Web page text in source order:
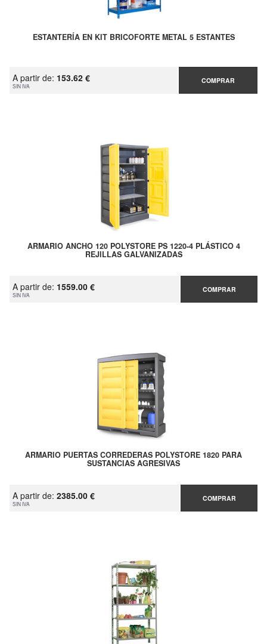
ESTANTERÍA EN KIT BRICOFORTE METAL 5 ESTANTES
A partir de: 153.62 €
SIN IVA
COMPRAR
ARMARIO ANCHO 120 POLYSTORE PS 1220-4 PLÁSTICO 4
REJILLAS GALVANIZADAS
A partir de: 1559.00 €
SIN IVA
COMPRAR
ARMARIO PUERTAS CORREDERAS POLYSTORE 1820 PARA
SUSTANCIAS AGRESIVAS
A partir de: 2385.00 €
SIN IVA
COMPRAR